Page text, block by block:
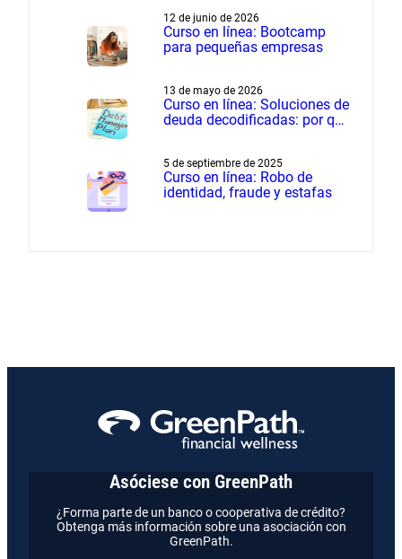
12 de junio de 2026
Curso en línea: Bootcamp
para pequeñas empresas
13 de mayo de 2026
Curso en línea: Soluciones de
deuda decodificadas: por qué
5 de septiembre de 2025
Curso en línea: Robo de
identidad, fraude y estafas
Asóciese con GreenPath
¿Forma parte de un banco o cooperativa de crédito?
Obtenga más información sobre una asociación con
GreenPath.